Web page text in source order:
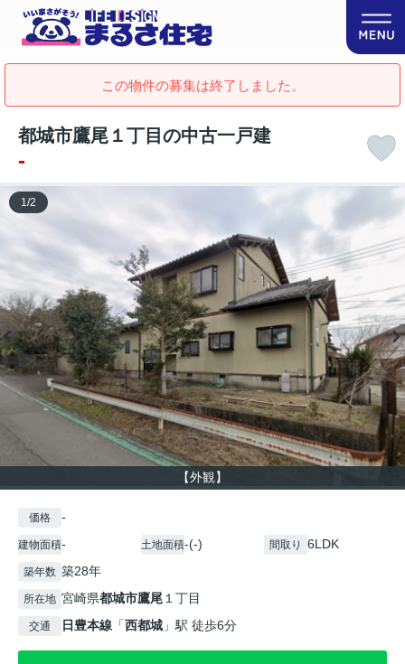
この物件の募集は終了しました。
都城市鷹尾１丁目の中古一戸建
-
【外観】
1/2
価格 -
建物面積- 土地面積-(-) 間取り 6LDK
築年数 築28年
所在地 宮崎県都城市鷹尾１丁目
交通 日豊本線 「西都城 」駅 徒歩6分